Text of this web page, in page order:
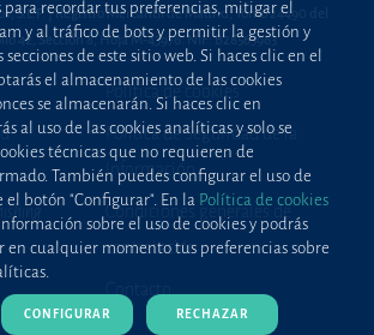
S.L.P. | Registro Mercantil de Madrid, Tomo 24490 del
42, Sección 8, Hoja M-43976. NIF: B28563963
Política de cookies
Política de Seguridad de la
Información
Condiciones generales de
contratación
para recordar tus preferencias, mitigar el
y al tráfico de bots y permitir la gestión y
de este sitio web. Si haces clic en el
el almacenamiento de las cookies
se almacenarán. Si haces clic en
al uso de las cookies analíticas y solo se
técnicas que no requieren de
También puedes configurar el uso de
el botón "Configurar". En la Política de cookies
sobre el uso de cookies y podrás
en cualquier momento tus preferencias sobre
CONFIGURAR RECHAZAR